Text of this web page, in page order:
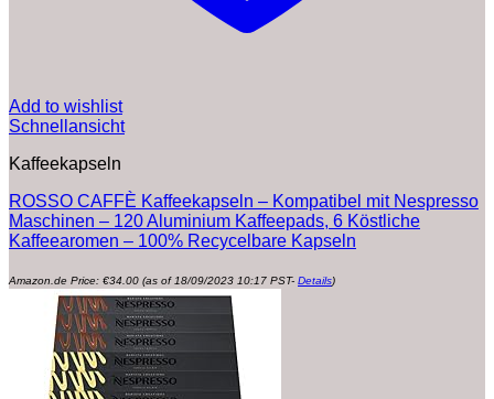
Add to wishlist
Schnellansicht
Kaffeekapseln
ROSSO CAFFÈ Kaffeekapseln – Kompatibel mit Nespresso
Maschinen – 120 Aluminium Kaffeepads, 6 Köstliche
Kaffeearomen – 100% Recycelbare Kapseln
Amazon.de Price: €34.00 (as of 18/09/2023 10:17 PST- Details)